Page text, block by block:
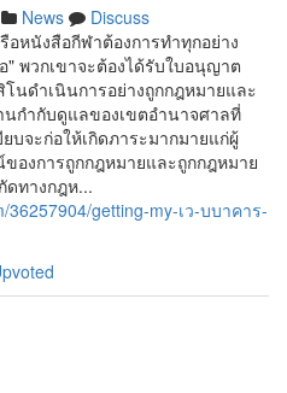
News
Discuss
หนังสือกีฬาต้องการทำทุกอย่าง
พวกเขาจะต้องได้รับใบอนุญาต
นดำเนินการอย่างถูกกฎหมายและ
กำกับดูแลของเขตอำนาจศาลที่
บจะก่อให้เกิดภาระมากมายแก่ผู้
องการถูกกฎหมายและถูกกฎหมาย
ทางกฎห...
36257904/getting-my-เว-บบาคาร-